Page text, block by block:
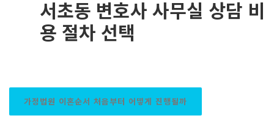
서초동 변호사 사무실 상담 비
용 절차 선택
가정법원 이혼순서 처음부터 어떻게 진행될까